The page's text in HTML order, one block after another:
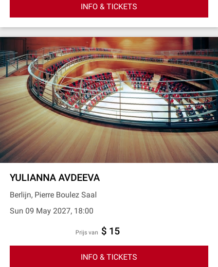
INFO & TICKETS
YULIANNA AVDEEVA
Berlijn, Pierre Boulez Saal
Sun 09 May 2027, 18:00
prijs van $ 15
INFO & TICKETS